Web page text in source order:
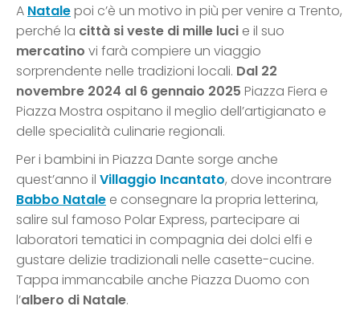
A Natalepoi c’è un motivo in più per venire a Trento,
perché la città si veste di mille luci e il suo
mercatino vi farà compiere un viaggio
sorprendente nelle tradizioni locali. Dal 22
novembre 2024 al 6 gennaio 2025 Piazza Fiera e
Piazza Mostra ospitano il meglio dell’artigianato e
delle specialità culinarie regionali.
Per i bambini in Piazza Dante sorge anche
quest’anno il Villaggio Incantato, dove incontrare
Babbo Natale e consegnare la propria letterina,
salire sul famoso Polar Express, partecipare ai
laboratori tematici in compagnia dei dolci elfi e
gustare delizie tradizionali nelle casette-cucine.
Tappa immancabile anche Piazza Duomo con
l’albero di Natale.